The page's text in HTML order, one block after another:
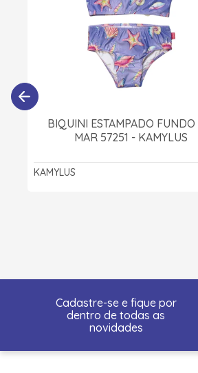
BIQUINI ESTAMPADO FUNDO
MAR 57251 - KAMYLUS
KAMYLUS
Cadastre-se e fique por
dentro de todas as
novidades